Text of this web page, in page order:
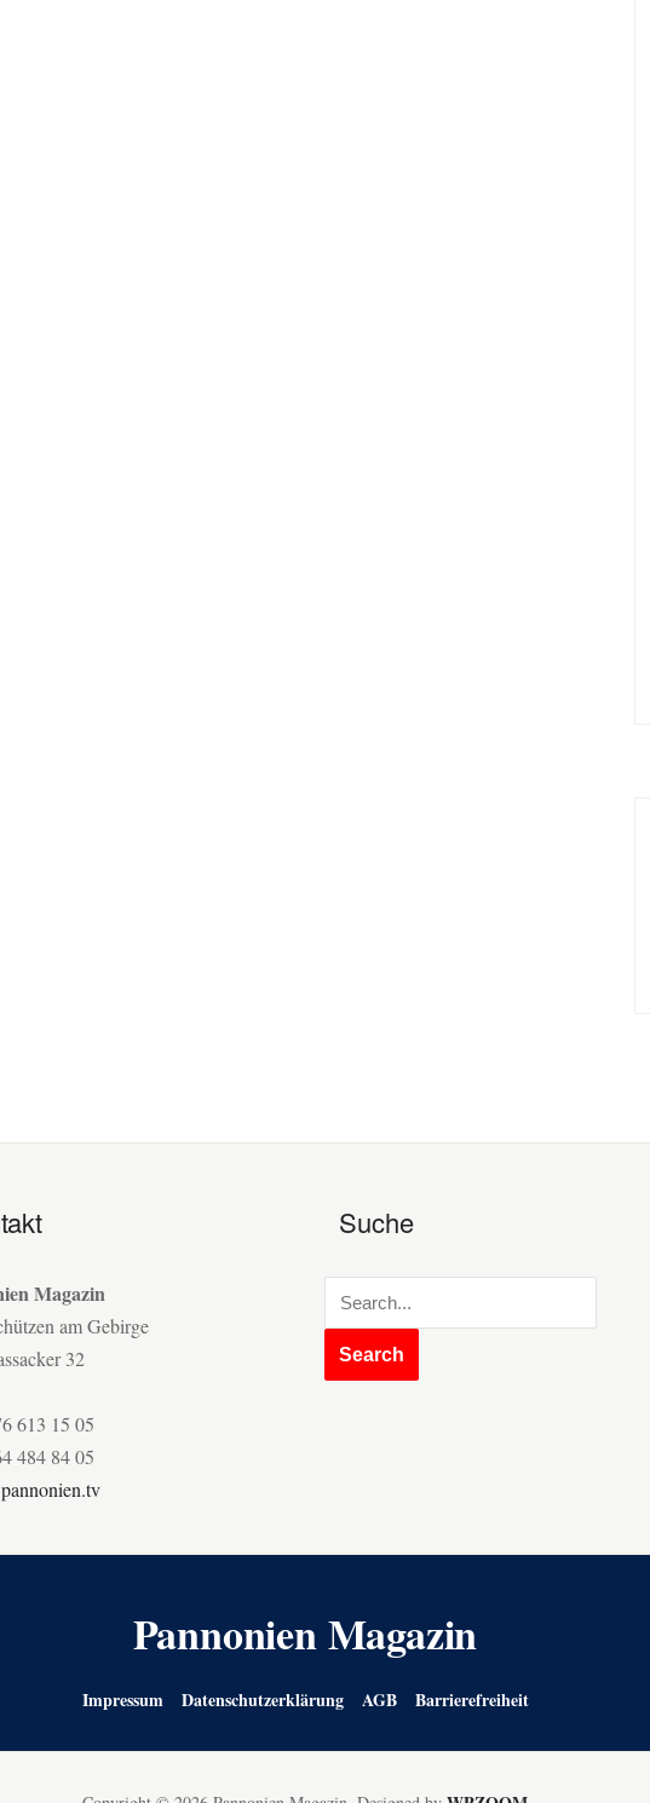
Magazin
am Gebirge
32
613 15 05
484 84 05
Suche
Pannonien Magazin
Impressum Datenschutzerklärung AGB Barrierefreiheit